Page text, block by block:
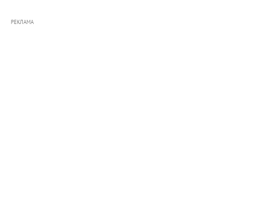
РЕКЛАМА